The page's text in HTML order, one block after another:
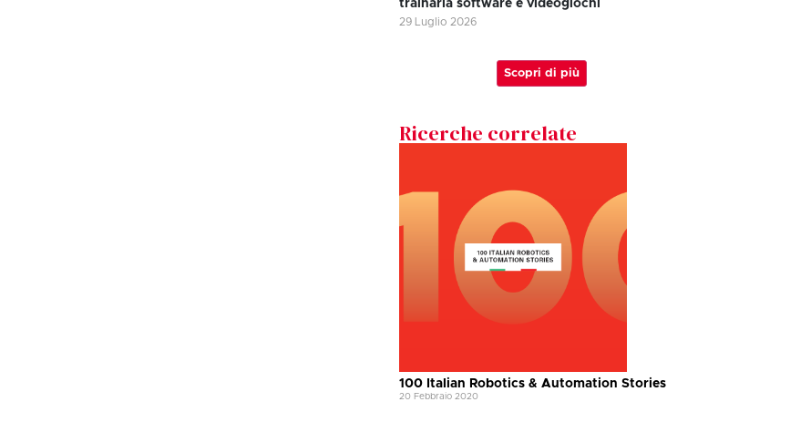
trainarla software e videogiochi
29 Luglio 2026
Scopri di più
Ricerche correlate
100 Italian Robotics & Automation Stories
20 Febbraio 2020